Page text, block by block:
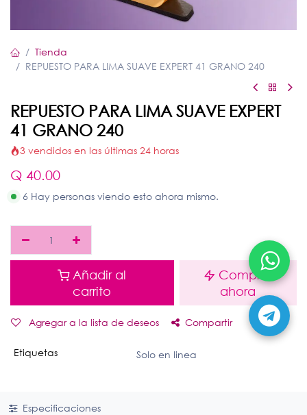
Tienda
REPUESTO PARA LIMA SUAVE EXPERT 41 GRANO 240
REPUESTO PARA LIMA SUAVE EXPERT
41 GRANO 240
3 vendidos en las últimas 24 horas
Q 40.00
6 Hay personas viendo esto ahora mismo.
Añadir al
carrito
Comprar
ahora
Agregar a la lista de deseos Compartir
Etiquetas Solo en linea
Especificaciones